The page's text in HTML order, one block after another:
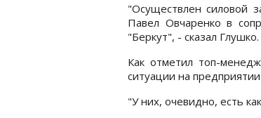
"Осуществлен силовой
Павел Овчаренко в
"Беркут", - сказал Глушко.
Как отметил топ-
ситуации на
"У них, очевидно, есть